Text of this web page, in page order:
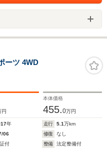
ーツ 4WD
円
本体価格
455.0万円
年 走行 5.1万km
06 修復
なし
付 整備
法定整備付